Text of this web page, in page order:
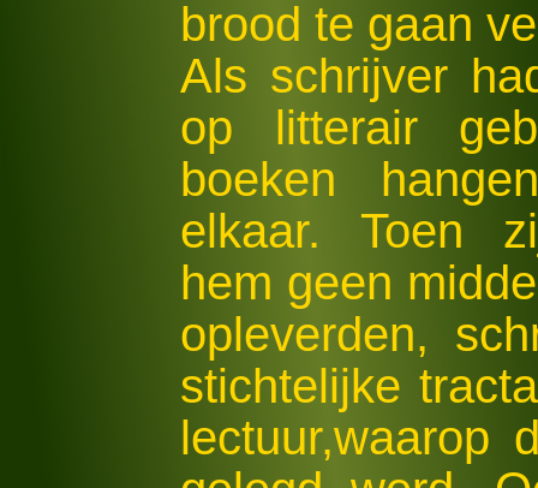
brood te gaan
Als schrijver
op litterair
boeken
elkaar. Toen
hem geen
opleverden,
stichtelijke
lectuur,waarop